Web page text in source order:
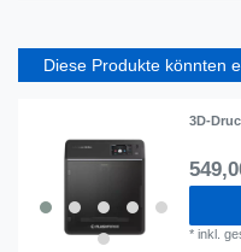
Diese Produkte könnten
3D-
*inkl.